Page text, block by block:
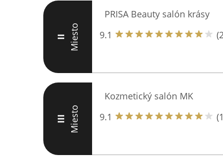
II Miesto
PRISA Beauty salón krásy
9.1
III Miesto
Kozmetický salón MK
9.1